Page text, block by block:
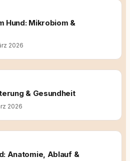
Hund: Mikrobiom &
2026
& Gesundheit
2026
Anatomie, Ablauf &